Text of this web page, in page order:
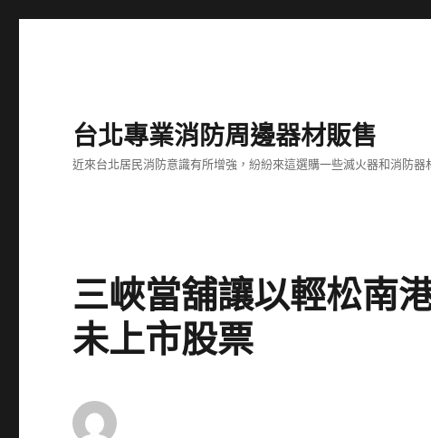
台北專業消防周邊器材販售
近來台北居民消防意識有所增強，紛紛來這選購一些滅火器和消防
三峽當舖讓以輕松南
未上市股票